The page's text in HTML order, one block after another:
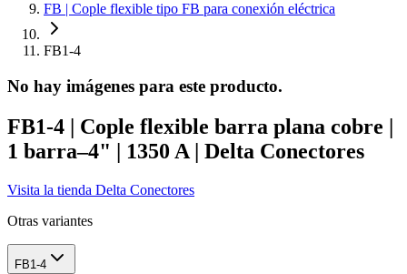
FB | Cople flexible tipo FB para conexión eléctrica
FB1-4
No hay imágenes para este producto.
FB1-4 | Cople flexible barra plana cobre |
1 barra–4" | 1350 A | Delta Conectores
Visita la tienda Delta Conectores
Otras variantes
FB1-4